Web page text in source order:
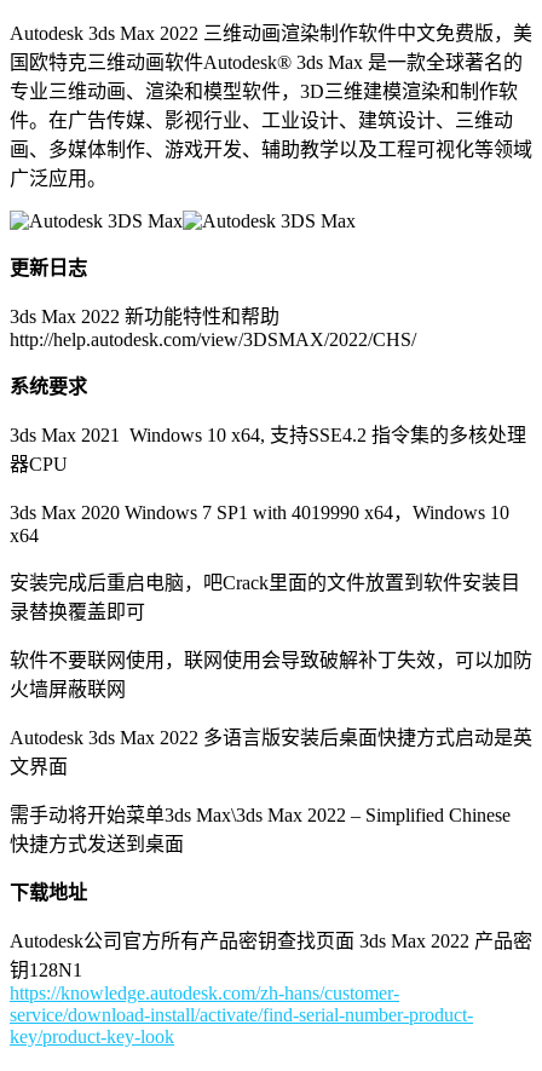
Autodesk 3ds Max 2022 三维动画渲染制作软件中文免费版，美
国欧特克三维动画软件Autodesk® 3ds Max 是一款全球著名的
专业三维动画、渲染和模型软件，3D三维建模渲染和制作软
件。在广告传媒、影视行业、工业设计、建筑设计、三维动
画、多媒体制作、游戏开发、辅助教学以及工程可视化等领域
广泛应用。
更新日志
3ds Max 2022 新功能特性和帮助
http://help.autodesk.com/view/3DSMAX/2022/CHS/
系统要求
3ds Max 2021 Windows 10 x64, 支持SSE4.2 指令集的多核处理
器CPU
3ds Max 2020 Windows 7 SP1 with 4019990 x64，Windows 10
x64
安装完成后重启电脑，吧Crack里面的文件放置到软件安装目
录替换覆盖即可
软件不要联网使用，联网使用会导致破解补丁失效，可以加防
火墙屏蔽联网
Autodesk 3ds Max 2022 多语言版安装后桌面快捷方式启动是英
文界面
需手动将开始菜单3ds Max\3ds Max 2022 – Simplified Chinese
快捷方式发送到桌面
下载地址
Autodesk公司官方所有产品密钥查找页面 3ds Max 2022 产品密
钥128N1
https://knowledge.autodesk.com/zh-hans/customer-
service/download-install/activate/find-serial-number-product-
key/product-key-look